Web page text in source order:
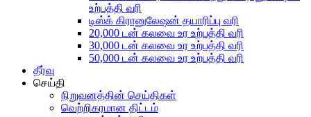
உற்பத்தி வரி
டிஸ்க் கிரானுலேஷன் தயாரிப்பு வரி
20,000 டன் கலவை உர உற்பத்தி வரி
30,000 டன் கலவை உர உற்பத்தி வரி
50,000 டன் கலவை உர உற்பத்தி வரி
தீர்வு
செய்தி
நிறுவனத்தின் செய்திகள்
வெற்றிகரமான திட்டம்